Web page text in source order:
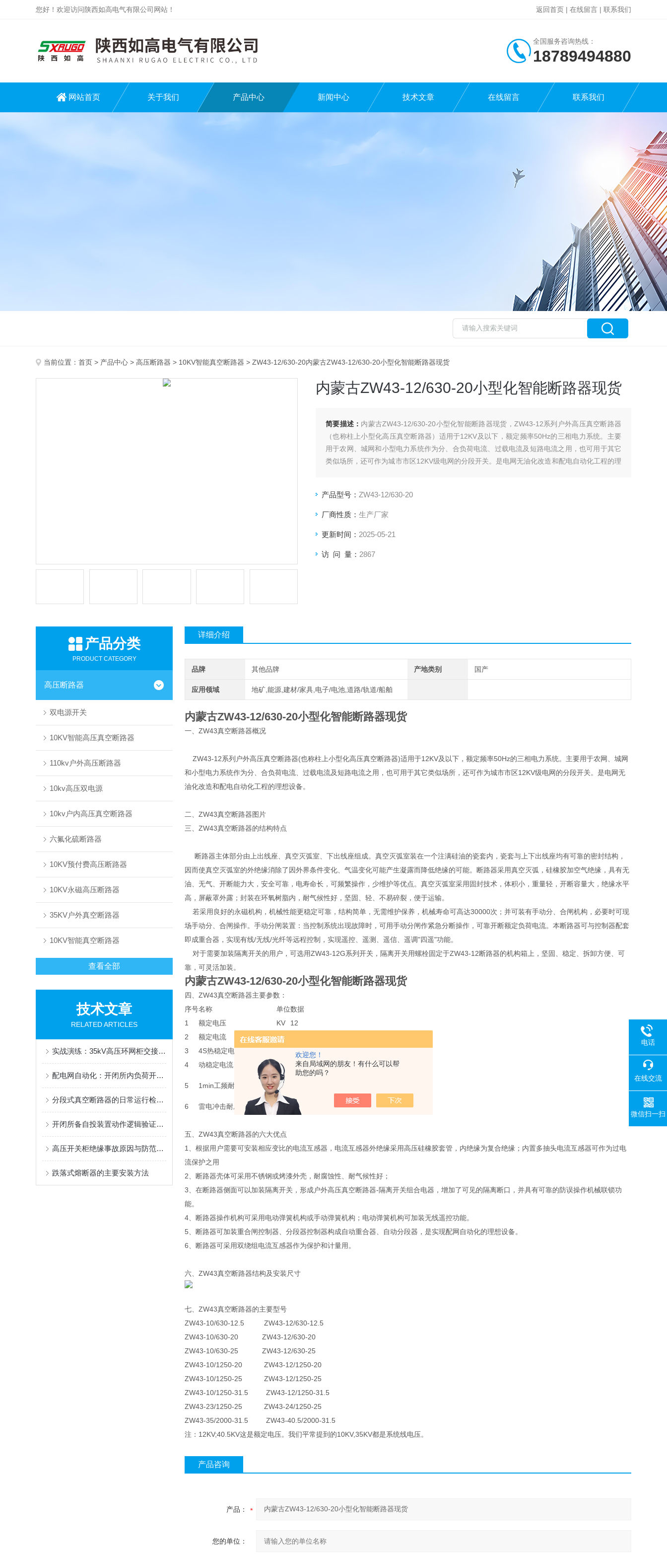
欢迎您！
来自局域网的朋友！有什么可以帮
助您的吗？
您好！欢迎访问陕西如高电气有限公司网站！ 返回首页 | 在线留言 | 联系我们
全国服务咨询热线：
18789494880
网站首页 关于我们 产品中心 新闻中心 技术文章 在线留言 联系我们
当前位置： 首页 > 产品中心 > 高压断路器 > 10KV智能真空断路器 > ZW43-12/630-20内蒙古ZW43-12/630-20小型化智能断路器现货
内蒙古ZW43-12/630-20小型化智能断路器现货
简要描述： 内蒙古ZW43-12/630-20小型化智能断路器现货，ZW43-12系列户外高压真空断路器
（也称柱上小型化高压真空断路器）适用于12KV及以下，额定频率50Hz的三相电力系统。主要
用于农网、城网和小型电力系统作为分、合负荷电流、过载电流及短路电流之用，也可用于其它
类似场所，还可作为城市市区12KV级电网的分段开关。是电网无油化改造和配电自动化工程的理
产品型号： ZW43-12/630-20
厂商性质： 生产厂家
更新时间： 2025-05-21
访 问 量： 2867
产品分类
PRODUCT CATEGORY
高压断路器
双电源开关
10KV智能高压真空断路器
110kv户外高压断路器
10kv高压双电源
10kv户内高压真空断路器
六氟化硫断路器
10KV预付费高压断路器
10KV永磁高压断路器
35KV户外真空断路器
10KV智能真空断路器
查看全部
技术文章
RELATED ARTICLES
实战演练：35kV高压环网柜交接试验项目详解及标准解读
配电网自动化：开闭所内负荷开关与断路器配合逻辑探究
分段式真空断路器的日常运行检查要点
开闭所备自投装置动作逻辑验证方法
高压开关柜绝缘事故原因与防范措施
跌落式熔断器的主要安装方法
详细介绍
品牌 其他品牌 产地类别 国产
应用领域 地矿,能源,建材/家具,电子/电池,道路/轨道/船舶
内蒙古ZW43-12/630-20小型化智能断路器现货
一、ZW43真空断路器概况
ZW43-12系列户外高压真空断路器(也称柱上小型化高压真空断路器)适用于12KV及以下，额定频率50Hz的三相电力系统。主要用于农网、城网
和小型电力系统作为分、合负荷电流、过载电流及短路电流之用，也可用于其它类似场所，还可作为城市市区12KV级电网的分段开关。是电网无
油化改造和配电自动化工程的理想设备。
二、ZW43真空断路器图片
三、ZW43真空断路器的结构特点
断路器主体部分由上出线座、真空灭弧室、下出线座组成。真空灭弧室装在一个注满硅油的瓷套内，瓷套与上下出线座均有可靠的密封结构，
因而使真空灭弧室的外绝缘消除了因外界条件变化、气温变化可能产生凝露而降低绝缘的可能。断路器采用真空灭弧，硅橡胶加空气绝缘，具有无
油、无气、开断能力大，安全可靠，电寿命长，可频繁操作，少维护等优点。真空灭弧室采用固封技术，体积小，重量轻，开断容量大，绝缘水平
高，屏蔽罩外露；封装在环氧树脂内，耐气候性好，坚固、轻、不易碎裂，便于运输。
若采用良好的永磁机构，机械性能更稳定可靠，结构简单，无需维护保养，机械寿命可高达30000次；并可装有手动分、合闸机构，必要时可现
场手动分、合闸操作。手动分闸装置：当控制系统出现故障时，可用手动分闸作紧急分断操作，可靠开断额定负荷电流。本断路器可与控制器配套
即成重合器，实现有线/无线/光纤等远程控制，实现遥控、遥测、遥信、遥调"四遥"功能。
对于需要加装隔离开关的用户，可选用ZW43-12G系列开关，隔离开关用螺栓固定于ZW43-12断路器的机构箱上，坚固、稳定、拆卸方便、可
靠，可灵活加装。
内蒙古ZW43-12/630-20小型化智能断路器现货
四、ZW43真空断路器主要参数：
序号名称 单位数据
1
额定电压 KV
12
2
额定电流 A
3
4S热稳定电流（有效值）
12.5/16/20
4
动稳定电流（峰值） KA 31.5/40/50
5 1min工频耐压
干试
KV
42
湿试
6
雷电冲击耐压（峰值）
五、ZW43真空断路器的六大优点
1、根据用户需要可安装相应变比的电流互感器，电流互感器外绝缘采用高压硅橡胶套管，内绝缘为复合绝缘；内置多抽头电流互感器可作为过电
流保护之用
2、断路器壳体可采用不锈钢或烤漆外壳，耐腐蚀性、耐气候性好；
3、在断路器侧面可以加装隔离开关，形成户外高压真空断路器-隔离开关组合电器，增加了可见的隔离断口，并具有可靠的防误操作机械联锁功
能。
4、断路器操作机构可采用电动弹簧机构或手动弹簧机构；电动弹簧机构可加装无线遥控功能。
5、断路器可加装重合闸控制器、分段器控制器构成自动重合器、自动分段器，是实现配网自动化的理想设备。
6、断路器可采用双绕组电流互感器作为保护和计量用。
六、ZW43真空断路器结构及安装尺寸
七、ZW43真空断路器的主要型号
ZW43-10/630-12.5 ZW43-12/630-12.5
ZW43-10/630-20 ZW43-12/630-20
ZW43-10/630-25 ZW43-12/630-25
ZW43-10/1250-20 ZW43-12/1250-20
ZW43-10/1250-25 ZW43-12/1250-25
ZW43-10/1250-31.5 ZW43-12/1250-31.5
ZW43-23/1250-25 ZW43-24/1250-25
ZW43-35/2000-31.5 ZW43-40.5/2000-31.5
注：12KV;40.5KV这是额定电压。我们平常提到的10KV,35KV都是系统线电压。
产品咨询
产品：
您的单位：
电话
在线交流
微信扫一扫